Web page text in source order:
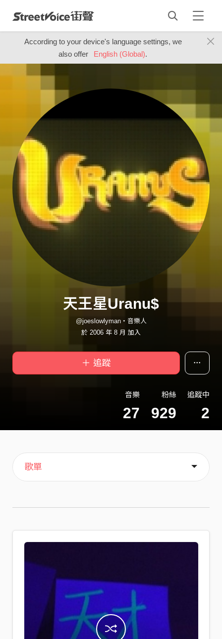
According to your device's language settings, we
also offer
English (Global).
天王星Uranu$
@joeslowlyman・音樂人
於 2006 年 8 月 加入
＋ 追蹤
音樂
27
粉絲
929
追蹤中
2
主頁
音樂
歌單
關於